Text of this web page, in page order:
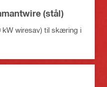
(stål)
kW wiresav) til skæring i